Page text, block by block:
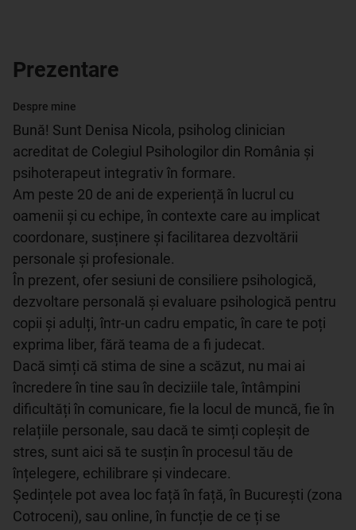
Prezentare
Despre mine
Bună! Sunt Denisa Nicola, psiholog clinician
acreditat de Colegiul Psihologilor din România și
psihoterapeut integrativ în formare.
Am peste 20 de ani de experiență în lucrul cu
oamenii și cu echipe, în contexte care au implicat
coordonare, susținere și facilitarea dezvoltării
personale și profesionale.
În prezent, ofer sesiuni de consiliere psihologică,
dezvoltare personală și evaluare psihologică pentru
copii și adulți, într-un cadru empatic, în care te poți
exprima liber, fără teama de a fi judecat.
Dacă simți că stima de sine a scăzut, nu mai ai
încredere în tine sau în deciziile tale, întâmpini
dificultăți în comunicare, fie la locul de muncă, fie în
relațiile personale, sau dacă te simți copleșit de
stres, sunt aici să te susțin în procesul tău de
înțelegere, echilibrare și vindecare.
Ședințele pot avea loc față în față, în București (zona
Cotroceni), sau online, în funcție de ce ți se